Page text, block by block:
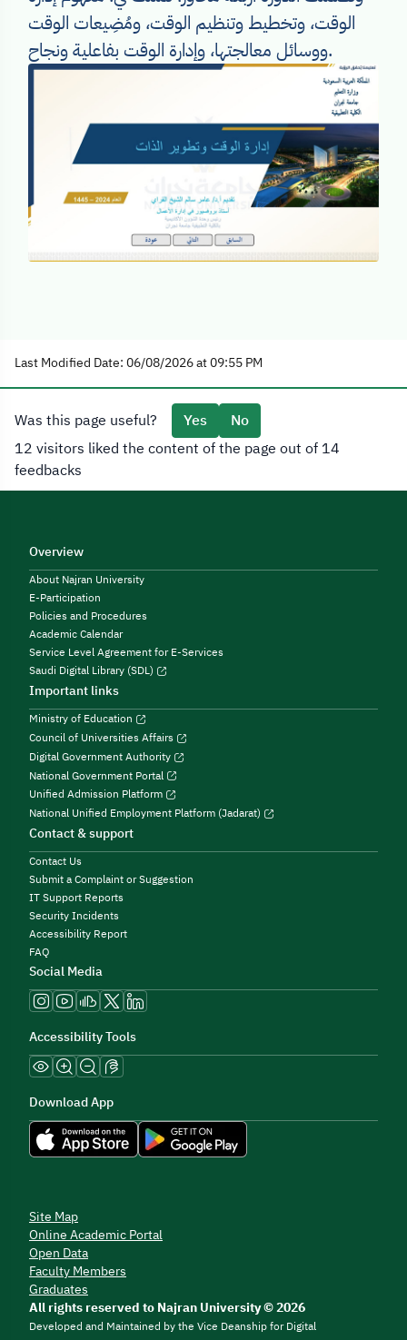
الوقت، وتخطيط وتنظيم الوقت، ومُضِيعات الوقت
ووسائل معالجتها، وإدارة الوقت بفاعلية ونجاح.
Last Modified Date: 06/08/2026 at 09:55 PM
Was this page useful? Yes
No
12 visitors liked the content of the page out of 14
feedbacks
Overview
About Najran University
E-Participation
Policies and Procedures
Academic Calendar
Service Level Agreement for E-Services
Saudi Digital Library (SDL)
Important links
Ministry of Education
Council of Universities Affairs
Digital Government Authority
National Government Portal
Unified Admission Platform
National Unified Employment Platform (Jadarat)
Contact & support
Contact Us
Submit a Complaint or Suggestion
IT Support Reports
Security Incidents
Accessibility Report
FAQ
Social Media
Accessibility Tools
Download App
Site Map
Online Academic Portal
Open Data
Faculty Members
Graduates
All rights reserved to Najran University © 2026
Developed and Maintained by the Vice Deanship for Digital